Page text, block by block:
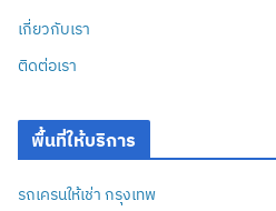
เกี่ยวกับเรา
ติดต่อเรา
พื้นที่ให้บริการ
รถเครนให้เช่า กรุงเทพ